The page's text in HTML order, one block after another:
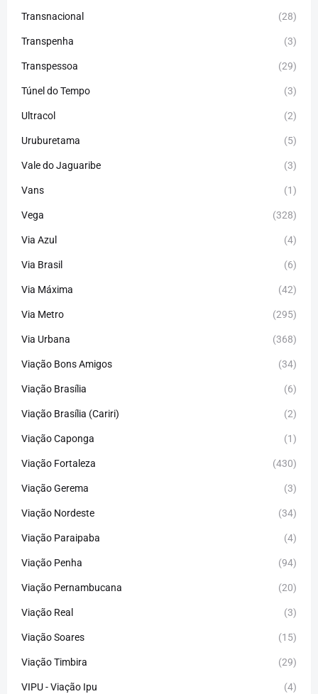
Transnacional (28)
Transpenha (3)
Transpessoa (29)
Túnel do Tempo (3)
Ultracol (2)
Uruburetama (5)
Vale do Jaguaribe (3)
Vans (1)
Vega (328)
Via Azul (4)
Via Brasil (6)
Via Máxima (42)
Via Metro (295)
Via Urbana (368)
Viação Bons Amigos (34)
Viação Brasília (6)
Viação Brasília (Cariri) (2)
Viação Caponga (1)
Viação Fortaleza (430)
Viação Gerema (3)
Viação Nordeste (34)
Viação Paraipaba (4)
Viação Penha (94)
Viação Pernambucana (20)
Viação Real (3)
Viação Soares (15)
Viação Timbira (29)
VIPU - Viação Ipu (4)